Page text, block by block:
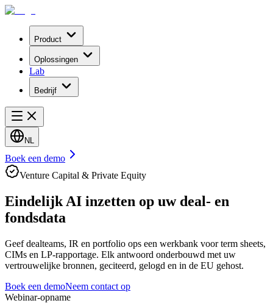
Product
Oplossingen
Lab
Bedrijf
NL
Boek een demo
Venture Capital & Private Equity
Eindelijk AI inzetten op uw deal- en
fondsdata
Geef dealteams, IR en portfolio ops een werkbank voor term sheets,
CIMs en LP-rapportage. Elk antwoord onderbouwd met uw
vertrouwelijke bronnen, geciteerd, gelogd en in de EU gehost.
Boek een demoNeem contact op
Webinar-opname